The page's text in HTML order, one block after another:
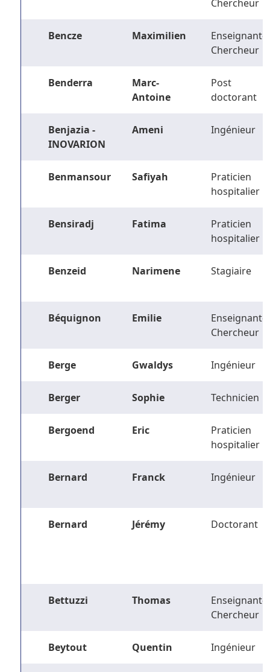
Chercheur
Bencze Maximilien
Enseignant-
Chercheur
Benderra
Marc-
Antoine
Post
doctorant
Benjazia -
INOVARION
Ameni Ingénieur
Benmansour Safiyah
Praticien
hospitalier
Bensiradj Fatima
Praticien
hospitalier
Benzeid Narimene Stagiaire
Béquignon Emilie
Enseignant-
Chercheur
Berge Gwaldys Ingénieur
Berger Sophie Technicien
Bergoend Eric
Praticien
hospitalier
Bernard Franck Ingénieur
Bernard Jérémy Doctorant
Bettuzzi Thomas
Enseignant-
Chercheur
Beytout Quentin Ingénieur